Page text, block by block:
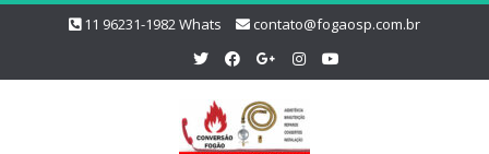
11 96231-1982 Whats contato@fogaosp.com.br